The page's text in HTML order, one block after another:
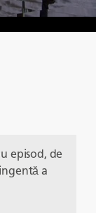
episod, de
a